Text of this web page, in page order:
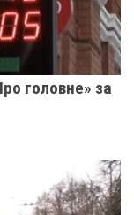
головне» за